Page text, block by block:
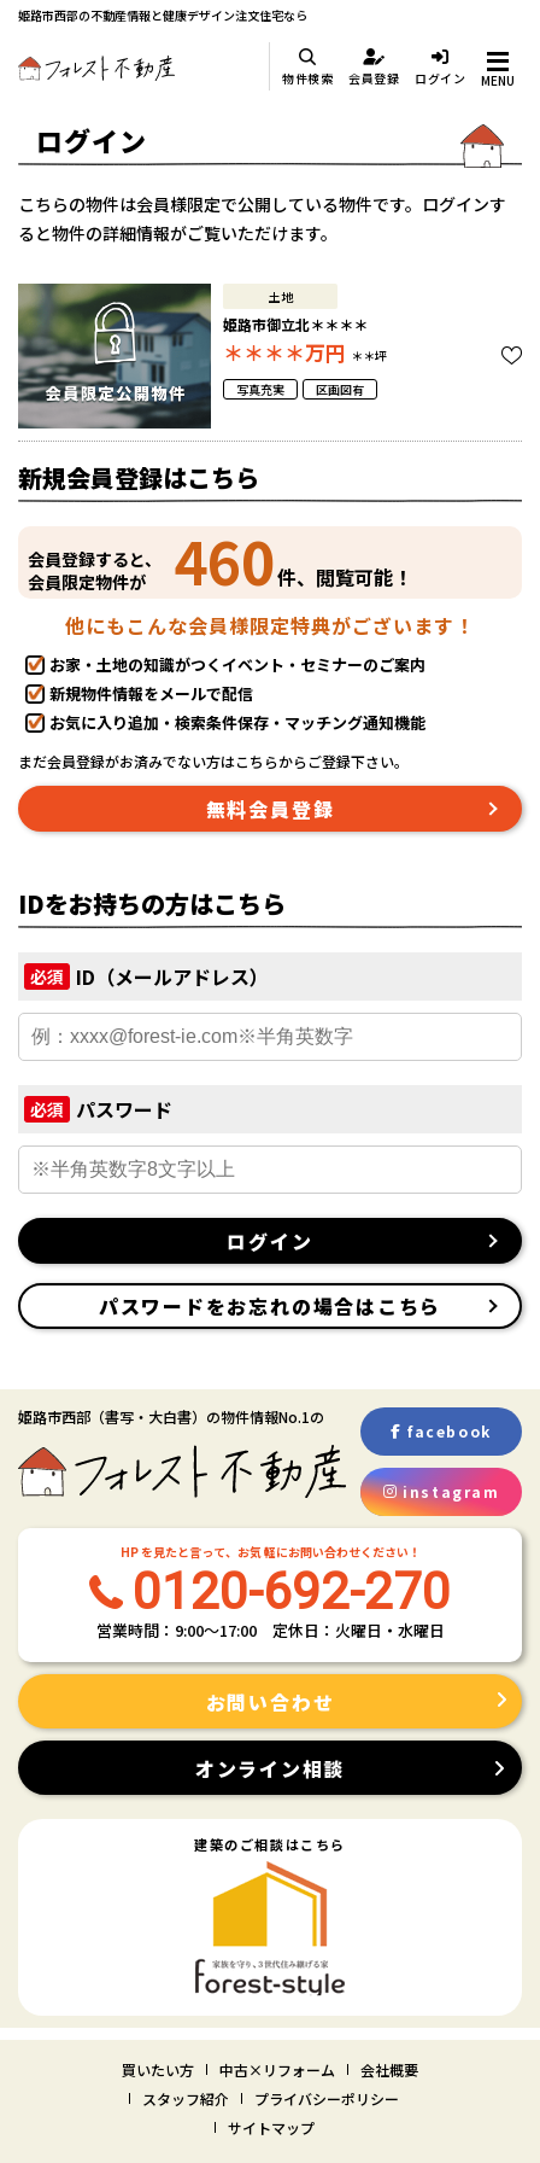
姫路市西部の不動産情報と健康デザイン注文住宅なら
物件検索 会員登録 ログイン MENU
ログイン
こちらの物件は会員様限定で公開している物件です。ログインす
ると物件の詳細情報がご覧いただけます。
土地
姫路市御立北＊＊＊＊
＊＊＊＊万円 ＊＊坪
写真充実
区画図有
新規会員登録はこちら
会員登録すると、
会員限定物件が
460件、閲覧可能！
他にもこんな会員様限定特典がございます！
お家・土地の知識がつくイベント・セミナーのご案内
新規物件情報をメールで配信
お気に入り追加・検索条件保存・マッチング通知機能
まだ会員登録がお済みでない方はこちらからご登録下さい。
無料会員登録
IDをお持ちの方はこちら
必須 ID（メールアドレス）
必須 パスワード
ログイン
パスワードをお忘れの場合はこちら
姫路市西部 （書写・大白書） の物件情報No.1の
facebook
instagram
HP を見たと言って、お気 軽にお問い合わせください！
0120-692-270
営業時間：9:00〜17:00 定休日：火曜日・水曜日
お問い合わせ
オンライン相談
建築のご相談はこちら
買いたい方 中古×リフォーム
会社概要
スタッフ紹介
プライバシーポリシー
サイトマップ